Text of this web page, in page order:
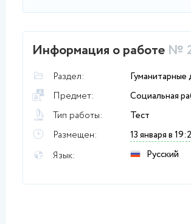
Информация о работе №
Раздел:
Предмет:
Социальная
Тип работы:
Тест
Размещен:
13 января в
Язык:
Русский